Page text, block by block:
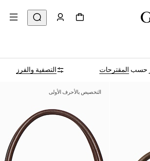
حسب المقترحات التصفية والفرز
التخصيص بالأحرف الأولى